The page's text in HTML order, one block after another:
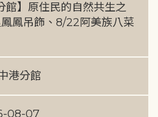
館】原住民的自然共生之
鳳吊飾、8/22阿美族八菜
港分館
08-07